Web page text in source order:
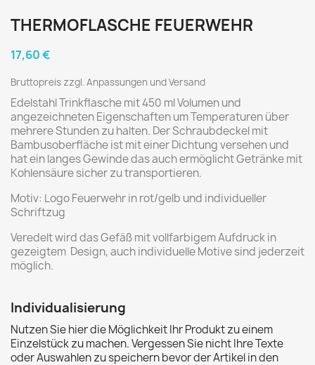
THERMOFLASCHE FEUERWEHR
17,60 €
Bruttopreis zzgl. Anpassungen und Versand
Edelstahl Trinkflasche mit 450 ml Volumen und
angezeichneten Eigenschaften um Temperaturen über
mehrere Stunden zu halten. Der Schraubdeckel mit
Bambusoberfläche ist mit einer Dichtung versehen und
hat ein langes Gewinde das auch ermöglicht Getränke mit
Kohlensäure sicher zu transportieren.
Motiv: Logo Feuerwehr in rot/gelb und individueller
Schriftzug
Veredelt wird das Gefäß mit vollfarbigem Aufdruck in
gezeigtem Design, auch individuelle Motive sind jederzeit
möglich.
Individualisierung
Nutzen Sie hier die Möglichkeit Ihr Produkt zu einem
Einzelstück zu machen. Vergessen Sie nicht Ihre Texte
oder Auswahlen zu speichern bevor der Artikel in den